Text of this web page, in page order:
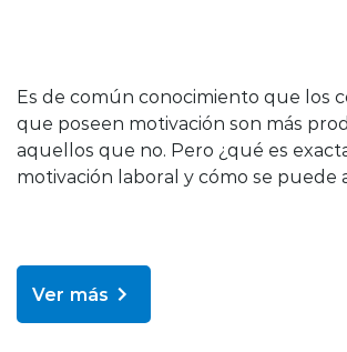
Es de común conocimiento que los
que poseen motivación son más
aquellos que no. Pero ¿qué es
motivación laboral y cómo se puede
Ver más